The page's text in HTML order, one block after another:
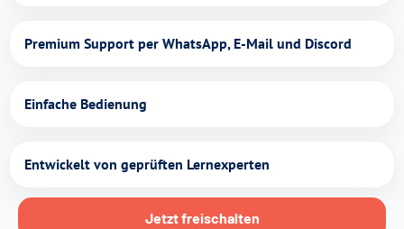
Premium Support per WhatsApp, E-Mail und Discord
Einfache Bedienung
Entwickelt von geprüften Lernexperten
Jetzt freischalten